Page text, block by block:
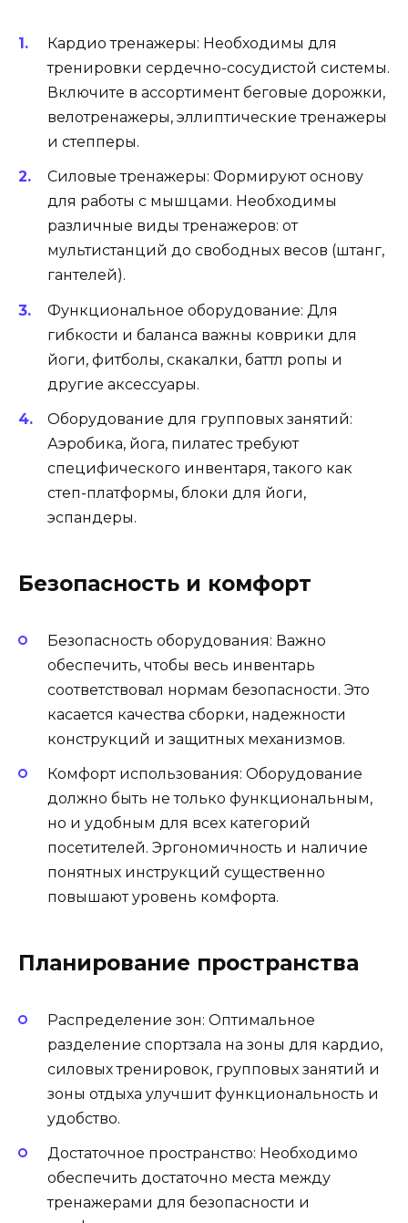
Кардио тренажеры: Необходимы для
тренировки сердечно-сосудистой системы.
Включите в ассортимент беговые дорожки,
велотренажеры, эллиптические тренажеры
и степперы.
Силовые тренажеры: Формируют основу
для работы с мышцами. Необходимы
различные виды тренажеров: от
мультистанций до свободных весов (штанг,
гантелей).
Функциональное оборудование: Для
гибкости и баланса важны коврики для
йоги, фитболы, скакалки, баттл ропы и
другие аксессуары.
Оборудование для групповых занятий:
Аэробика, йога, пилатес требуют
специфического инвентаря, такого как
степ-платформы, блоки для йоги,
эспандеры.
Безопасность и комфорт
Безопасность оборудования: Важно
обеспечить, чтобы весь инвентарь
соответствовал нормам безопасности. Это
касается качества сборки, надежности
конструкций и защитных механизмов.
Комфорт использования: Оборудование
должно быть не только функциональным,
но и удобным для всех категорий
посетителей. Эргономичность и наличие
понятных инструкций существенно
повышают уровень комфорта.
Планирование пространства
Распределение зон: Оптимальное
разделение спортзала на зоны для кардио,
силовых тренировок, групповых занятий и
зоны отдыха улучшит функциональность и
удобство.
Достаточное пространство: Необходимо
обеспечить достаточно места между
тренажерами для безопасности и